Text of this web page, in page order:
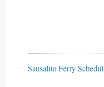
Sausalito Ferry